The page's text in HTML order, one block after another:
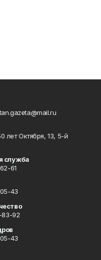
лет Октября, 13, 5-й
служба
61
43
83-92
43